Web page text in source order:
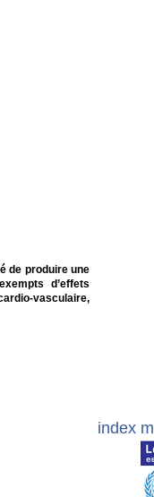
de produire une
d’effets
vasculaire,
index